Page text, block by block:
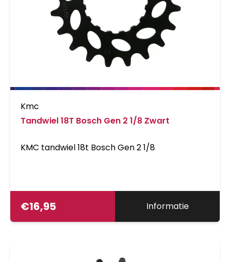
Kmc
Tandwiel 18T Bosch Gen 2 1/8 Zwart
KMC tandwiel 18t Bosch Gen 2 1/8
€16,95 Informatie